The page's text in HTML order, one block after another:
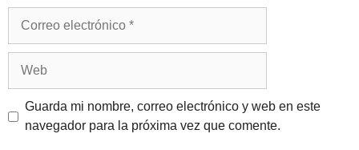
Guarda mi nombre, correo electrónico y web en este
navegador para la próxima vez que comente.